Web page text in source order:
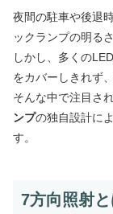
夜間の駐車や後退
ックランプの明る
しかし、多くの
をカバーしきれず
そんな中で注目さ
ンプの独自設計に
す。
7方向照射